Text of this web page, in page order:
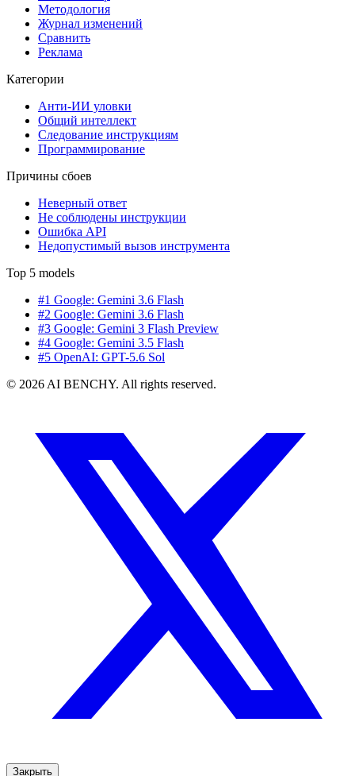
Методология
Журнал изменений
Сравнить
Реклама
Категории
Анти-ИИ уловки
Общий интеллект
Следование инструкциям
Программирование
Причины сбоев
Неверный ответ
Не соблюдены инструкции
Ошибка API
Недопустимый вызов инструмента
Top 5 models
#1 Google: Gemini 3.6 Flash
#2 Google: Gemini 3.6 Flash
#3 Google: Gemini 3 Flash Preview
#4 Google: Gemini 3.5 Flash
#5 OpenAI: GPT-5.6 Sol
© 2026 AI BENCHY. All rights reserved.
Закрыть